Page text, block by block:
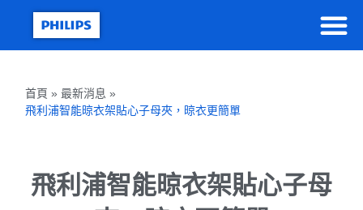
首頁 » 最新消息 »
飛利浦智能晾衣架貼心子母夾，晾衣更簡單
飛利浦智能晾衣架貼心子母